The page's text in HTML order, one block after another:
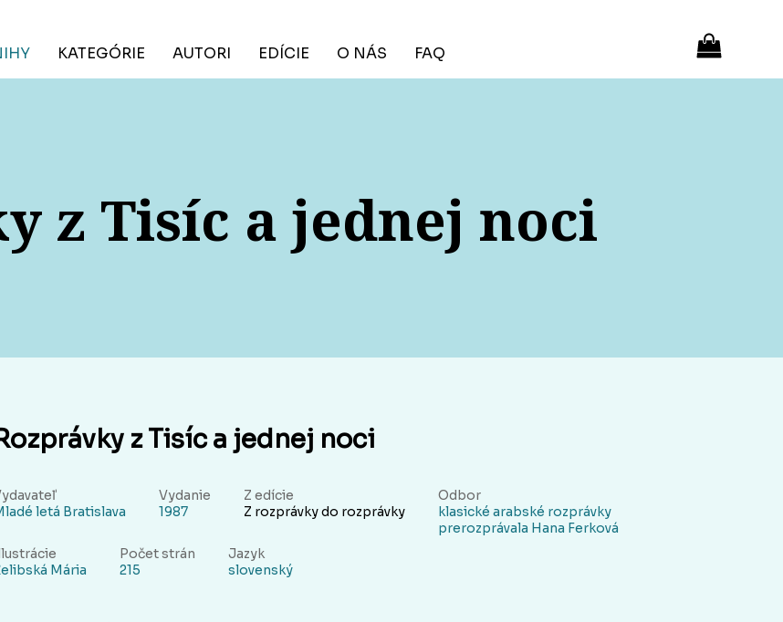
KATEGÓRIE AUTORI EDÍCIE O NÁS FAQ
z Tisíc a jednej noci
z Tisíc a jednej noci
letá Bratislava
Vydanie
1987
Z edície
Z rozprávky do rozprávky
Odbor
klasické arabské rozprávky
prerozprávala Hana Ferková
Mária
Počet strán
215
Jazyk
slovenský